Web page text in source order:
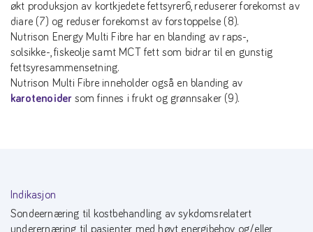
økt produksjon av kortkjedete fettsyrer6, reduserer forekomst av
diare (7) og reduser forekomst av forstoppelse (8).
Nutrison Energy Multi Fibre har en blanding av raps-,
solsikke-, fiskeolje samt MCT fett som bidrar til en gunstig
fettsyresammensetning.
Nutrison Multi Fibre inneholder også en blanding av
karotenoidersom finnes i frukt og grønnsaker (9).
Indikasjon
Sondeernæring til kostbehandling av sykdomsrelatert
underernæring til pasienter med høyt energibehov og/eller